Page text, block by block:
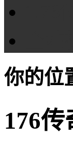
你的位
176